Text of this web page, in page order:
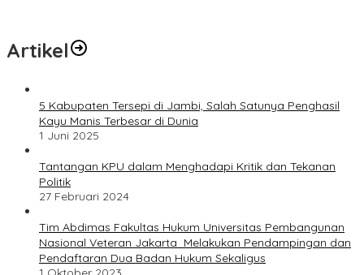
Artikel
5 Kabupaten Tersepi di Jambi, Salah Satunya Penghasil
Kayu Manis Terbesar di Dunia
1 Juni 2025
Tantangan KPU dalam Menghadapi Kritik dan Tekanan
Politik
27 Februari 2024
Tim Abdimas Fakultas Hukum Universitas Pembangunan
Nasional Veteran Jakarta Melakukan Pendampingan dan
Pendaftaran Dua Badan Hukum Sekaligus